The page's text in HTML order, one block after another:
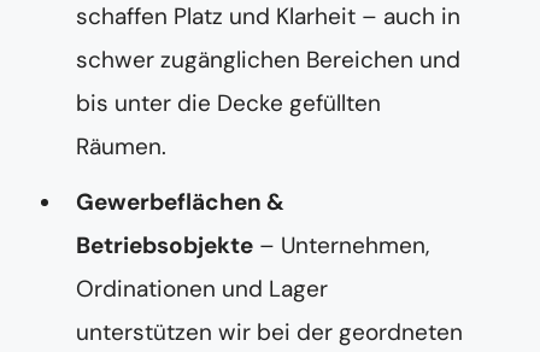
schaffen Platz und Klarheit – auch in
schwer zugänglichen Bereichen und
bis unter die Decke gefüllten
Räumen.
Gewerbeflächen &
Betriebsobjekte – Unternehmen,
Ordinationen und Lager
unterstützen wir bei der geordneten